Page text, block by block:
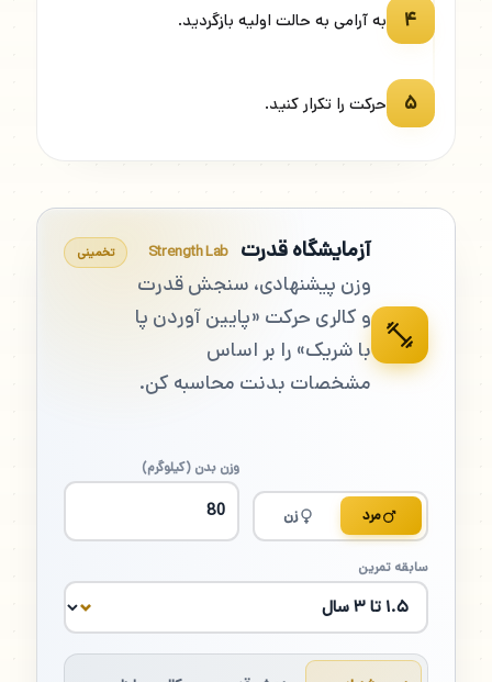
۴ به آرامی به حالت اولیه بازگردید.
۵ حرکت را تکرار کنید.
آزمایشگاه قدرت Strength Lab
وزن پیشنهادی، سنجش قدرت
و کالری حرکت «پایین آوردن پا
با شریک» را بر اساس
مشخصات بدنت محاسبه کن.
تخمینی
مرد زن
وزن بدن (کیلوگرم)
سابقه تمرین